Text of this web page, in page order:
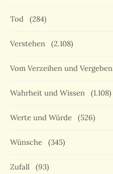
Tod (284)
Verstehen (2.108)
Vom Verzeihen und Vergeben
Wahrheit und Wissen (1.108)
Werte und Würde (526)
Wünsche (345)
Zufall (93)